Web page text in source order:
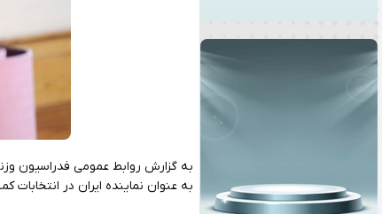
به گزارش روابط عمومی فدراسیون
به عنوان نماینده ایران در